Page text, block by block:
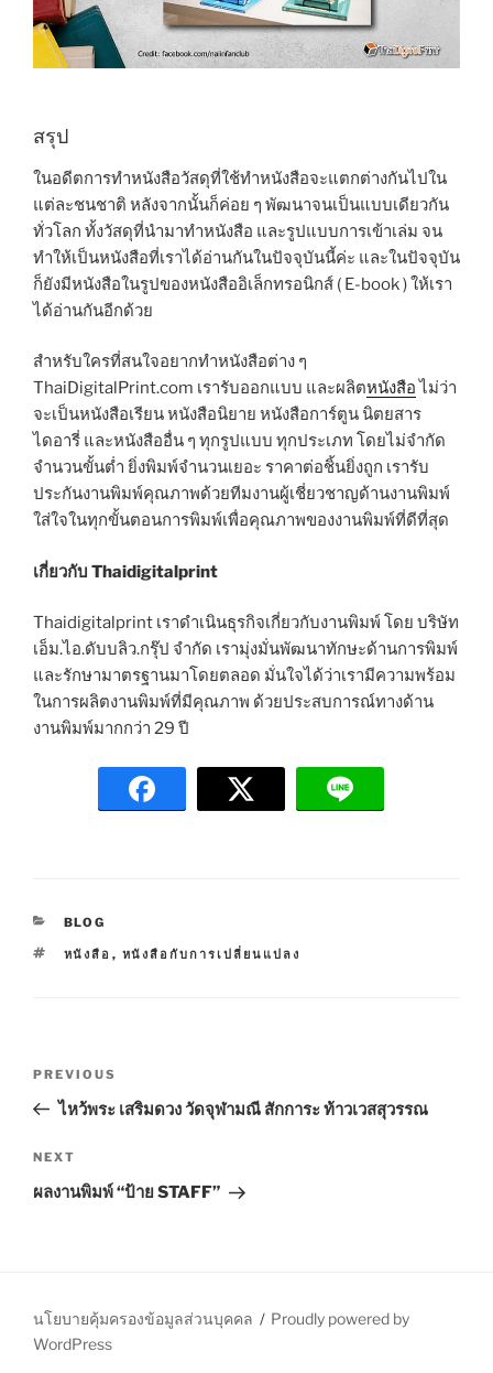
สรุป
ในอดีตการทำหนังสือวัสดุที่ใช้ทำหนังสือจะแตกต่างกันไปใน
แต่ละชนชาติ หลังจากนั้นก็ค่อย ๆ พัฒนาจนเป็นแบบเดียวกัน
ทั่วโลก ทั้งวัสดุที่นำมาทำหนังสือ และรูปแบบการเข้าเล่ม จน
ทำให้เป็นหนังสือที่เราได้อ่านกันในปัจจุบันนี้ค่ะ และในปัจจุบัน
ก็ยังมีหนังสือในรูปของหนังสืออิเล็กทรอนิกส์ ( E-book ) ให้เรา
ได้อ่านกันอีกด้วย
สำหรับใครที่สนใจอยากทำหนังสือต่าง ๆ
ThaiDigitalPrint.com เรารับออกแบบ และผลิตหนังสือไม่ว่า
จะเป็นหนังสือเรียน หนังสือนิยาย หนังสือการ์ตูน นิตยสาร
ไดอารี่ และหนังสืออื่น ๆ ทุกรูปแบบ ทุกประเภท โดยไม่จำกัด
จำนวนขั้นต่ำ ยิ่งพิมพ์จำนวนเยอะ ราคาต่อชิ้นยิ่งถูก เรารับ
ประกันงานพิมพ์คุณภาพด้วยทีมงานผู้เชี่ยวชาญด้านงานพิมพ์
ใส่ใจในทุกขั้นตอนการพิมพ์เพื่อคุณภาพของงานพิมพ์ที่ดีที่สุด
เกี่ยวกับ Thaidigitalprint
Thaidigitalprint เราดำเนินธุรกิจเกี่ยวกับงานพิมพ์ โดย บริษัท
เอ็ม.ไอ.ดับบลิว.กรุ๊ป จำกัด เรามุ่งมั่นพัฒนาทักษะด้านการพิมพ์
และรักษามาตรฐานมาโดยตลอด มั่นใจได้ว่าเรามีความพร้อม
ในการผลิตงานพิมพ์ที่มีคุณภาพ ด้วยประสบการณ์ทางด้าน
งานพิมพ์มากกว่า 29 ปี
C
T
E
S
BLOG
T
หนังสือ , หนังสือกับการเปลี่ยนแปลง
s
t
n
g
a
P
r
v
i
o
s
PREVIOUS
ไหว้พระ เสริมดวง วัดจุฬามณี สักการะ ท้าวเวสสุวรรณ
N
e
s
t
NEXT
ผลงานพิมพ์ “ป้าย STAFF”
นโยบายคุ้มครองข้อมูลส่วนบุคคล
Proudly powered by
WordPress